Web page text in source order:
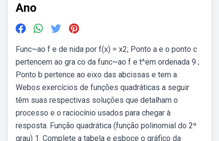
Ano
Func~ao f e de nida por f(x) = x2; Ponto a e o ponto c
pertencem ao gra co da func~ao f e t^em ordenada 9 ;
Ponto b pertence ao eixo das abcissas e tem a.
Webos exercícios de funções quadráticas a seguir
têm suas respectivas soluções que detalham o
processo e o raciocínio usados para chegar à
resposta. Função quadrática (função polinomial do 2º
grau) 1. Complete a tabela e esboce o gráfico da